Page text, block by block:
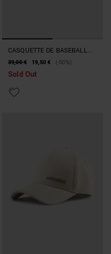
CASQUETTE DE BASEBALL
EN POPELINE AVEC
ÉCUSSON TIGRE
39,00 € 19,50 € (-50%)
Sold Out